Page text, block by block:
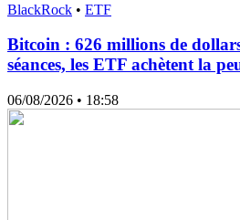
BlackRock • ETF
Bitcoin : 626 millions de
séances, les ETF achètent la
06/08/2026 • 18:58